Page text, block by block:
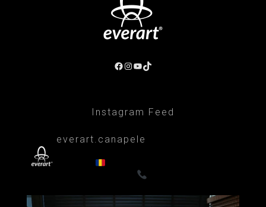
Facebook
Instagram
YouTube
TikTok
Instagram Feed
everart.canapele